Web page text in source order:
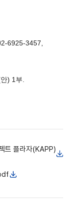
6925-3457,
) 1부.
플라자(KAPP)